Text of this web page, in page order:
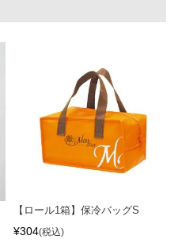
【ロール1箱】保冷バッグS
¥304 税込